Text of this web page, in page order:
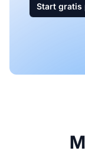
Start gratis